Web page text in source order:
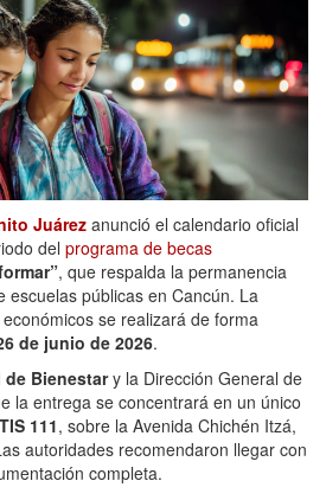
Juárez anunció el calendario oficial
del programa de becas
, que respalda la permanencia
escuelas públicas en Cancún. La
se realizará de forma
de junio de 2026.
Bienestary la Dirección General de
la entrega se concentrará en un único
111, sobre la Avenida Chichén Itzá,
autoridades recomendaron llegar con
completa.